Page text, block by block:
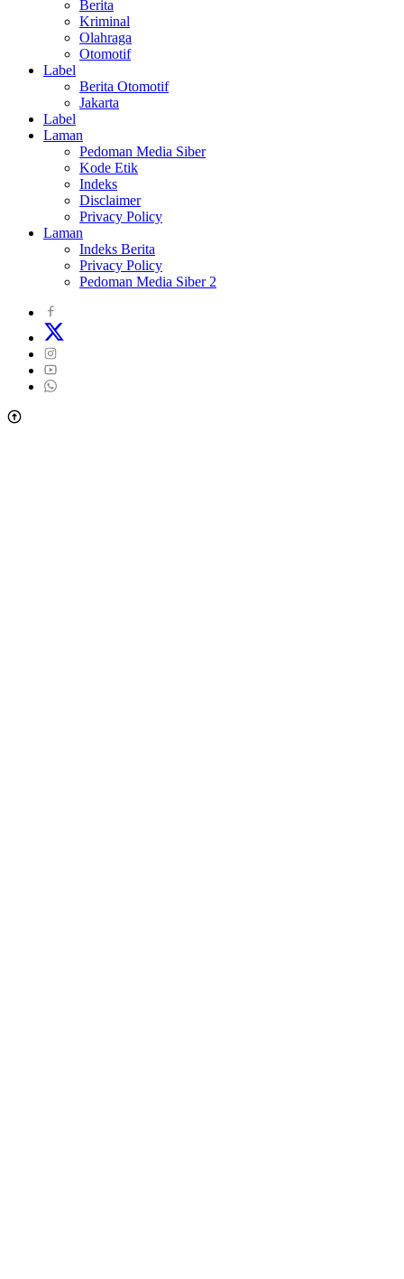
Berita
Kriminal
Olahraga
Otomotif
Label
Berita Otomotif
Jakarta
Label
Laman
Pedoman Media Siber
Kode Etik
Indeks
Disclaimer
Privacy Policy
Laman
Indeks Berita
Privacy Policy
Pedoman Media Siber 2